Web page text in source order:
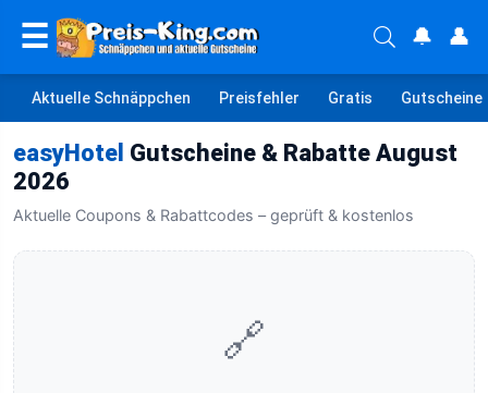
☰ 🔔 👤
Aktuelle Schnäppchen Preisfehler Gratis Gutscheine
easyHotel Gutscheine & Rabatte August
2026
Aktuelle Coupons & Rabattcodes – geprüft & kostenlos
🔗